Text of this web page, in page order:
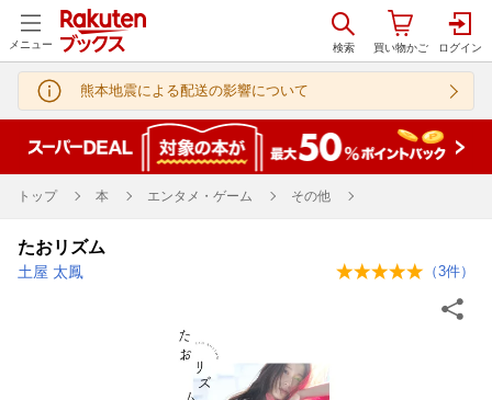
メニュー
熊本地震による配送の影響について
トップ 本 エンタメ・ゲーム その他
たおリズム
土屋 太鳳 （3件）